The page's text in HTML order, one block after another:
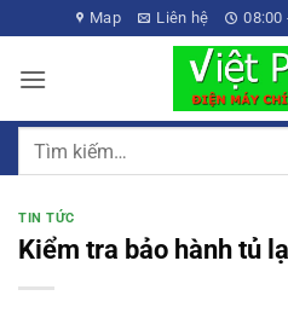
qua
nội
Map Liên hệ 08:00
Tìm
TIN TỨC
Kiểm tra bảo hành tủ